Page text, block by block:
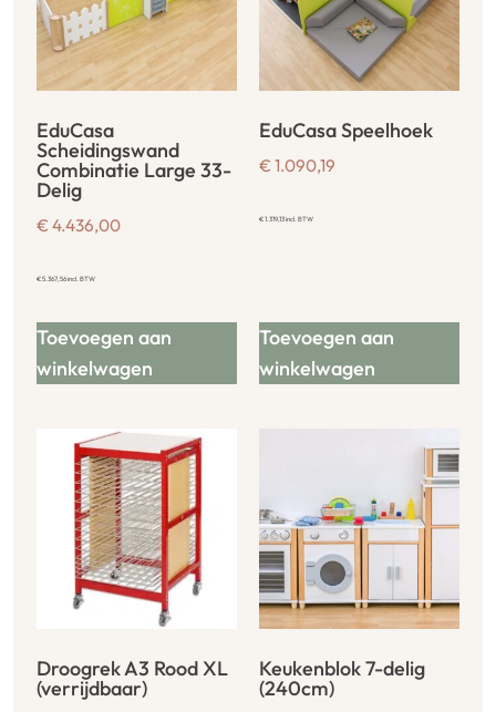
EduCasa
Scheidingswand
Combinatie Large 33-
Delig
€ 4.436,00
€5.367,56incl. BTW
Toevoegen aan
winkelwagen
EduCasa Speelhoek
€ 1.090,19
€1.319,13incl. BTW
Toevoegen aan
winkelwagen
Droogrek A3 Rood XL
(verrijdbaar)
Keukenblok 7-delig
(240cm)